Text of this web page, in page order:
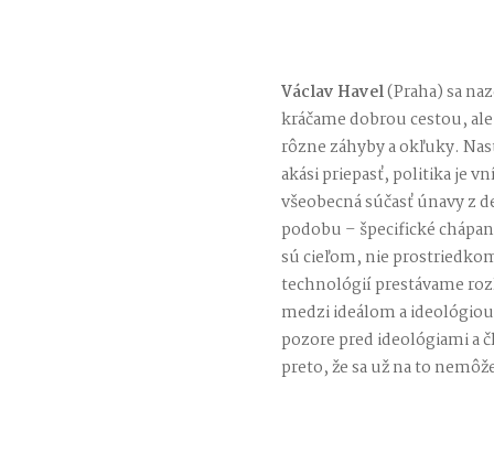
Václav Havel(Praha) sa
kráčame dobrou cestou,
rôzne záhyby a okľuky.
akási priepasť, politika je
všeobecná súčasť únavy z
podobu – špecifické
sú cieľom, nie
technológií prestávame
medzi ideálom a
pozore pred ideológiami a
preto, že sa už na to